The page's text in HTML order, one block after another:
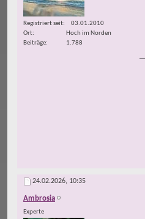
Registriert seit
03.01.2010
Ort
Hoch im Norden
Beiträge
1.788
24.02.2026, 10:35
Ambrosia
Experte